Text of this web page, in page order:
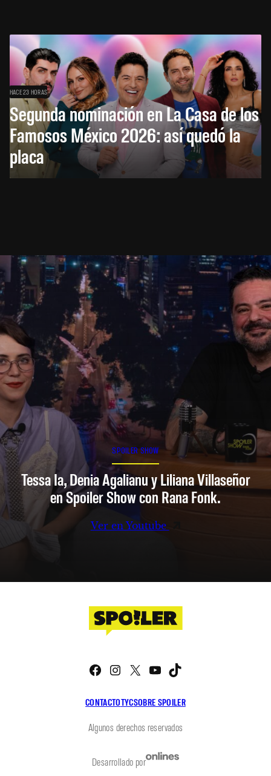
HACE 23 HORAS
Segunda nominación en La Casa de los
Famosos México 2026: así quedó la
placa
SPOILER SHOW
Tessa Ia, Denia Agalianu y Liliana Villaseñor
en Spoiler Show con Rana Fonk.
Ver en Youtube
CONTACTOTYCSOBRE SPOILER
Facebook
Instagram
X YouTube
Algunos derechos reservados
Desarrollado por